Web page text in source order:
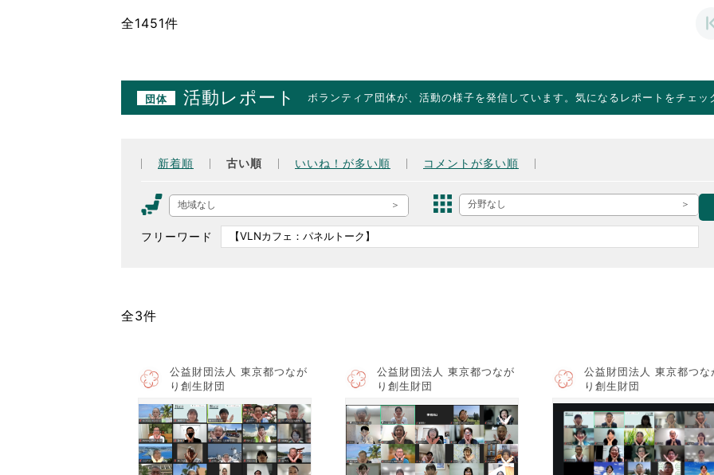
全1451件
団体 活動レポート ボランティア団体が、活動の様子を発信しています。気になるレポートをチェッ
新着順 古い順 いいね！が多い順 コメントが多い順
地域なし 分野なし
フリーワード
全3件
公益財団法人 東京都つなが
り創生財団
公益財団法人 東京都つなが
り創生財団
公益財団法人 東京都つな
り創生財団